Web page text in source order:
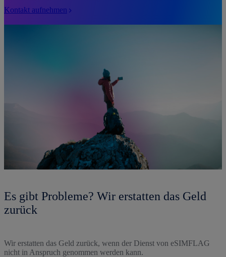
Kontakt aufnehmen
Es gibt Probleme? Wir erstatten das Geld
zurück
Wir erstatten das Geld zurück, wenn der Dienst von eSIMFLAG
nicht in Anspruch genommen werden kann.